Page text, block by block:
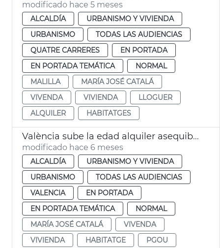
modificado hace 5 meses
ALCALDÍA
URBANISMO Y VIVIENDA
URBANISMO
TODAS LAS AUDIENCIAS
QUATRE CARRERES
EN PORTADA
EN PORTADA TEMÁTICA
NORMAL
MALILLA
MARÍA JOSÉ CATALÁ
VIVENDA
VIVIENDA
LLOGUER
ALQUILER
HABITATGES
València sube la edad alquiler asequible joven a los 45 años
modificado hace 6 meses
ALCALDÍA
URBANISMO Y VIVIENDA
URBANISMO
TODAS LAS AUDIENCIAS
VALENCIA
EN PORTADA
EN PORTADA TEMÁTICA
NORMAL
MARÍA JOSÉ CATALÁ
VIVENDA
VIVIENDA
HABITATGE PGOU